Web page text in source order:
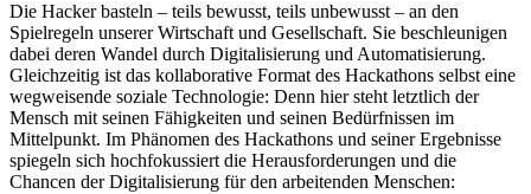
Die Hacker basteln – teils bewusst, teils unbewusst – an den
Spielregeln unserer Wirtschaft und Gesellschaft. Sie beschleunigen
dabei deren Wandel durch Digitalisierung und Automatisierung.
Gleichzeitig ist das kollaborative Format des Hackathons selbst eine
wegweisende soziale Technologie: Denn hier steht letztlich der
Mensch mit seinen Fähigkeiten und seinen Bedürfnissen im
Mittelpunkt. Im Phänomen des Hackathons und seiner Ergebnisse
spiegeln sich hochfokussiert die Herausforderungen und die
Chancen der Digitalisierung für den arbeitenden Menschen: